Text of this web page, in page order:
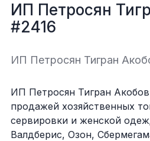
ИП Петросян
#2416
ИП Петросян Тигран
ИП Петросян Тигран
продажей хозяйственных
сервировки и женской
Валдберис, Озон,